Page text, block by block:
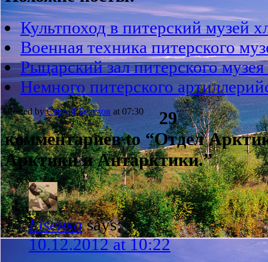
Культпоход в питерский музей
Военная техника питерского
Рыцарский зал питерского
Немного питерского
Posted byСергей Белехов at 07:30
29
комментариев to “Отдел
Арктики и Антарктики.”
Liseнка says:
10.12.2012 at 10:22